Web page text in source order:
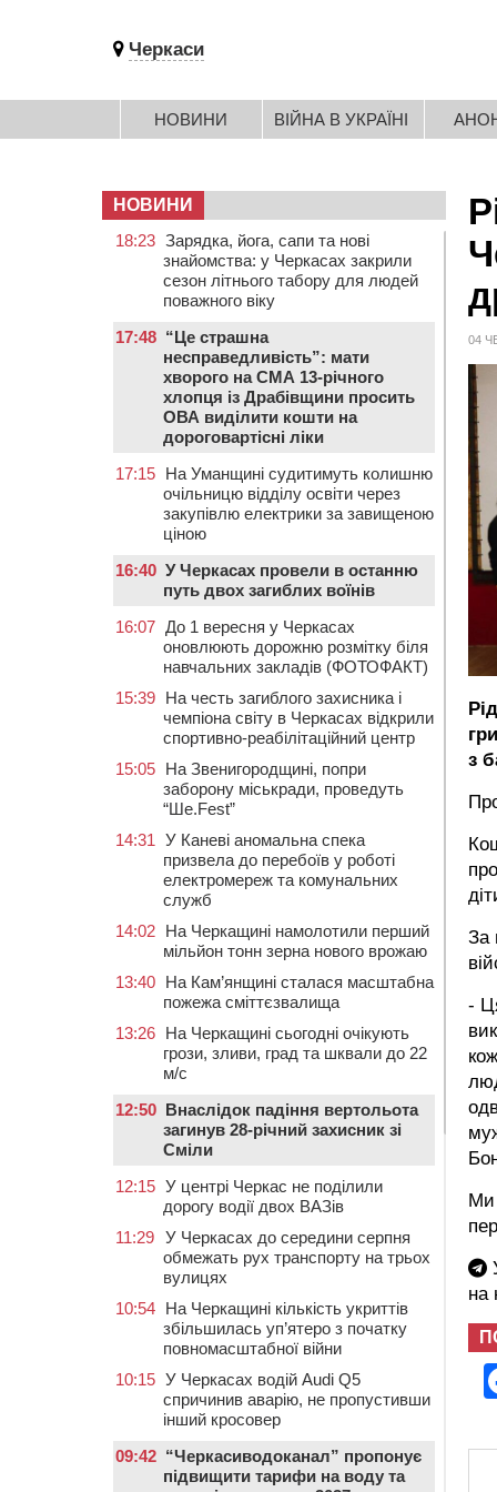
Черкаси
НОВИНИ ВІЙНА В УКРАЇНІ
04
з
За
-
Ми
на
НОВИНИ
18:23 Зарядка, йога, сапи та нові
знайомства: у Черкасах закрили
сезон літнього табору для людей
поважного віку
17:48 “Це страшна
несправедливість”: мати
хворого на СМА 13-річного
хлопця із Драбівщини просить
ОВА виділити кошти на
дороговартісні ліки
17:15 На Уманщині судитимуть колишню
очільницю відділу освіти через
закупівлю електрики за завищеною
ціною
16:40 У Черкасах провели в останню
путь двох загиблих воїнів
16:07 До 1 вересня у Черкасах
оновлюють дорожню розмітку біля
навчальних закладів (ФОТОФАКТ)
15:39 На честь загиблого захисника і
чемпіона світу в Черкасах відкрили
спортивно-реабілітаційний центр
15:05 На Звенигородщині, попри
заборону міськради, проведуть
“Ше.Fest”
14:31 У Каневі аномальна спека
призвела до перебоїв у роботі
електромереж та комунальних
служб
14:02 На Черкащині намолотили перший
мільйон тонн зерна нового врожаю
13:40 На Кам’янщині сталася масштабна
пожежа сміттєзвалища
13:26 На Черкащині сьогодні очікують
грози, зливи, град та шквали до 22
м/с
12:50 Внаслідок падіння вертольота
загинув 28-річний захисник зі
Сміли
12:15 У центрі Черкас не поділили
дорогу водії двох ВАЗів
11:29 У Черкасах до середини серпня
обмежать рух транспорту на трьох
вулицях
10:54 На Черкащині кількість укриттів
збільшилась уп’ятеро з початку
повномасштабної війни
10:15 У Черкасах водій Audi Q5
спричинив аварію, не пропустивши
інший кросовер
09:42 “Черкасиводоканал” пропонує
підвищити тарифи на воду та